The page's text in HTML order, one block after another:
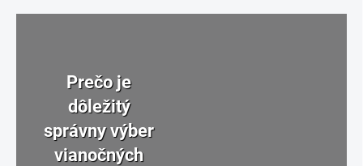
Prečo je
dôležitý
správny výber
vianočných